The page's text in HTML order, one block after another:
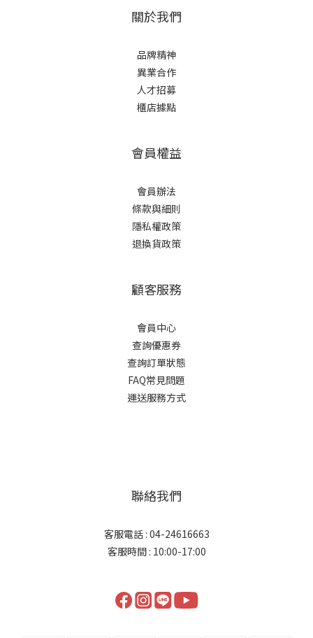
關於我們
品牌精神
異業合作
人才招募
櫃店據點
會員權益
會員辦法
條款與細則
隱私權政策
退換貨政策
顧客服務
會員中心
查詢優惠券
查詢訂單狀態
FAQ常見問題
運送服務方式
聯絡我們
客服電話 : 04-24616663
客服時間 : 10:00-17:00